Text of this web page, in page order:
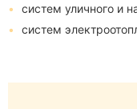
систем уличного и
систем